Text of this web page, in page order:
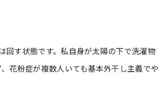
す状態です。私自身が太陽の下で洗濯物
花粉症が複数人いても基本外干し主義でや